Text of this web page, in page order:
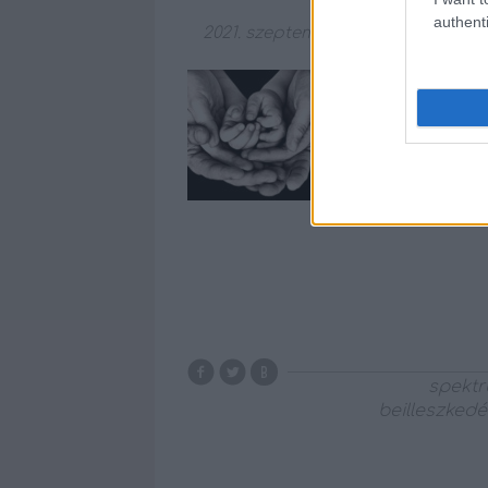
2021. szeptember 24. Szabó
jövőnek. A
összeházasodni